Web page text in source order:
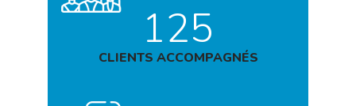
125
CLIENTS ACCOMPAGNÉS